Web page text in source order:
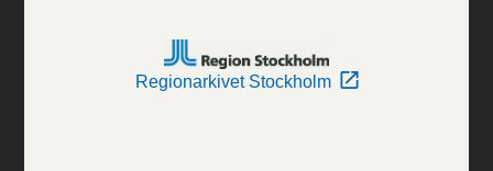
Regionarkivet Stockholm